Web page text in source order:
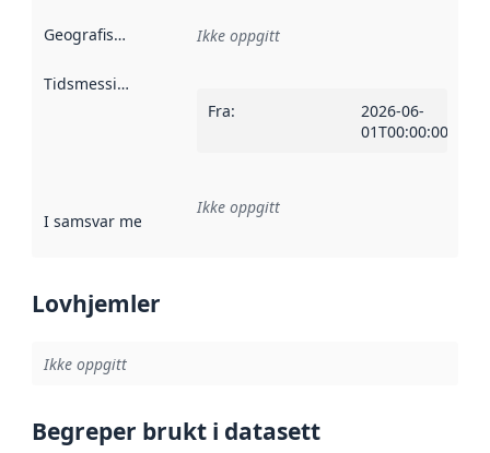
Geografisk avgrensning :
Ikke oppgitt
Tidsmessig avgrensning
Fra:
2026-06-
01T00:00:00Z
I samsvar med Referanse til en implementasjonsregel
Ikke oppgitt
Lovhjemler
Ikke oppgitt
Begreper brukt i datasett